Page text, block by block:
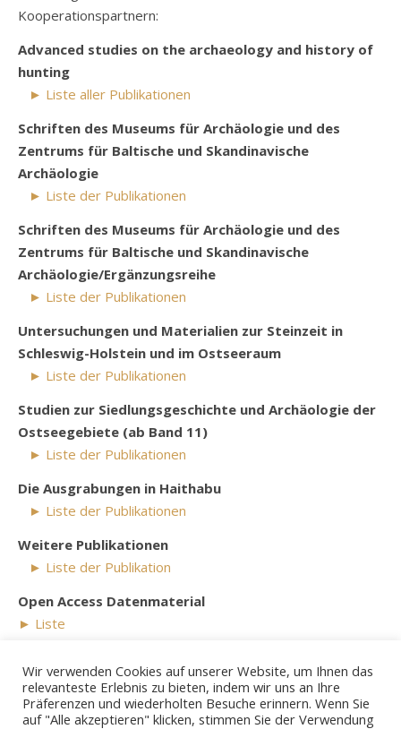
Kooperationspartnern:
Advanced studies on the archaeology and history of
hunting
► Liste aller Publikationen
Schriften des Museums für Archäologie und des
Zentrums für Baltische und Skandinavische
Archäologie
► Liste der Publikationen
Schriften des Museums für Archäologie und des
Zentrums für Baltische und Skandinavische
Archäologie/Ergänzungsreihe
► Liste der Publikationen
Untersuchungen und Materialien zur Steinzeit in
Schleswig-Holstein und im Ostseeraum
► Liste der Publikationen
Studien zur Siedlungsgeschichte und Archäologie der
Ostseegebiete (ab Band 11)
► Liste der Publikationen
Die Ausgrabungen in Haithabu
► Liste der Publikationen
Weitere Publikationen
► Liste der Publikation
Open Access Datenmaterial
► Liste
Wissenschaftler des ZBSA finden Sie im PDF des jeweils
aktuellenJahresberichts.
Wir verwenden Cookies auf unserer Website, um Ihnen das
relevanteste Erlebnis zu bieten, indem wir uns an Ihre
Präferenzen und wiederholten Besuche erinnern. Wenn Sie
auf "Alle akzeptieren" klicken, stimmen Sie der Verwendung